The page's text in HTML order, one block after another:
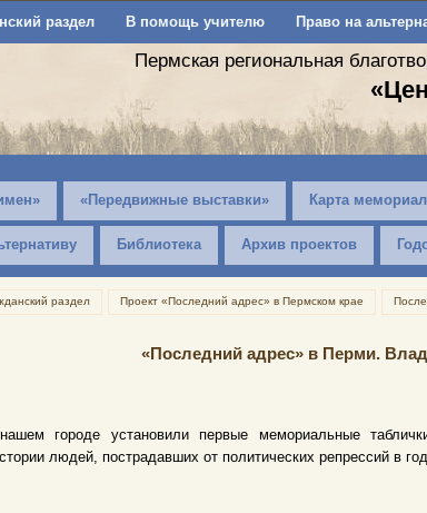
раздел В помощь учителю Право на
Пермская региональная
«Передвижные выставки» Карта
Библиотека Архив проектов
раздел Проект «Последний адрес» в Пермском крае
«Последний адрес» в Перми.
городе установили первые мемориальные
людей, пострадавших от политических репрессий в